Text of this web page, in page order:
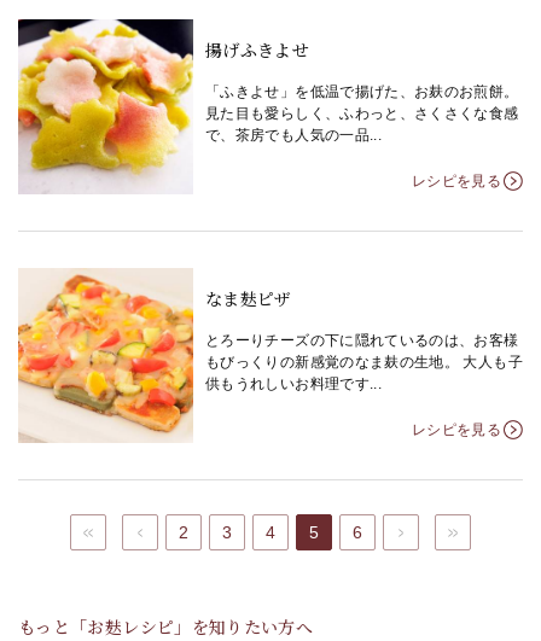
揚げふきよせ
「ふきよせ」を低温で揚げた、お麸のお煎餅。
見た目も愛らしく、ふわっと、さくさくな食感
で、茶房でも人気の一品...
レシピを見る
なま麸ピザ
とろーりチーズの下に隠れているのは、お客様
もびっくりの新感覚のなま麸の生地。 大人も子
供もうれしいお料理です...
レシピを見る
最初へ 前へ
2 3 4 5 6 次へ
もっと「お麸レシピ」を知りたい方へ